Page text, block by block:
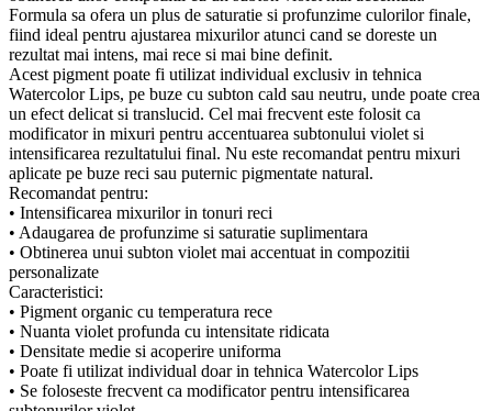
Formula sa ofera un plus de saturatie si profunzime culorilor finale,
fiind ideal pentru ajustarea mixurilor atunci cand se doreste un
rezultat mai intens, mai rece si mai bine definit.
Acest pigment poate fi utilizat individual exclusiv in tehnica
Watercolor Lips, pe buze cu subton cald sau neutru, unde poate crea
un efect delicat si translucid. Cel mai frecvent este folosit ca
modificator in mixuri pentru accentuarea subtonului violet si
intensificarea rezultatului final. Nu este recomandat pentru mixuri
aplicate pe buze reci sau puternic pigmentate natural.
Recomandat pentru:
• Intensificarea mixurilor in tonuri reci
• Adaugarea de profunzime si saturatie suplimentara
• Obtinerea unui subton violet mai accentuat in compozitii
personalizate
Caracteristici:
• Pigment organic cu temperatura rece
• Nuanta violet profunda cu intensitate ridicata
• Densitate medie si acoperire uniforma
• Poate fi utilizat individual doar in tehnica Watercolor Lips
• Se foloseste frecvent ca modificator pentru intensificarea